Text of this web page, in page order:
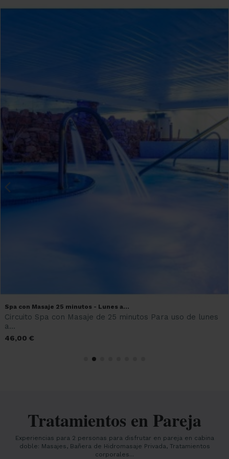
Spa con Masaje 25 minutos - Lunes a...
Circuito Spa con Masaje de 25 minutos Para uso de lunes
a...
46,00 €
Tratamientos en Pareja
Experiencias para 2 personas para disfrutar en pareja en cabina
doble: Masajes, Bañera de Hidromasaje Privada, Tratamientos
corporales...